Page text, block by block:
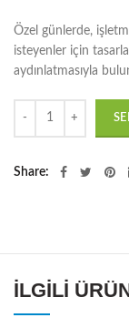
Özel günlerde,
isteyenler için
aydınlatmasıyla
Share
İLGILI